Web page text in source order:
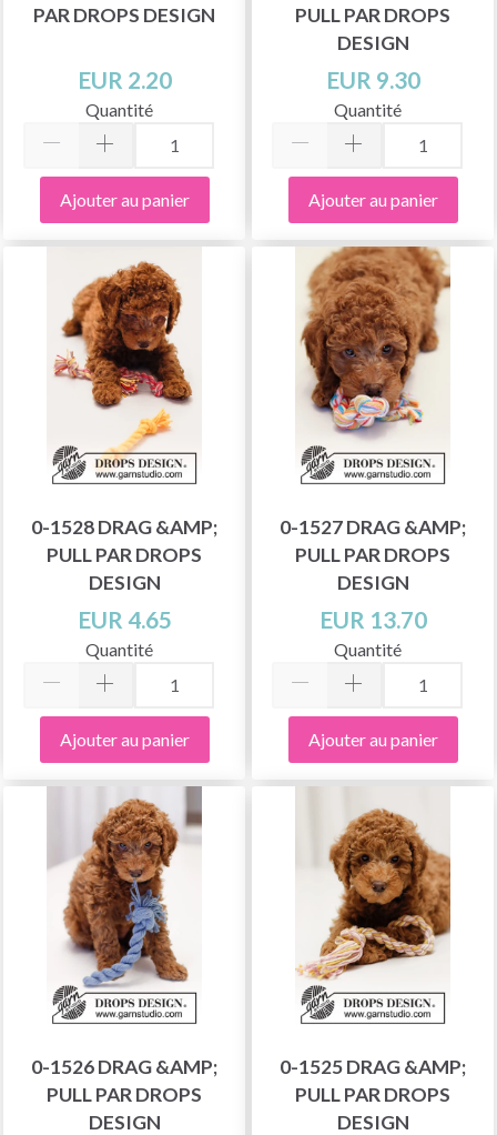
PAR DROPS DESIGN
EUR 2.20
Quantité
Ajouter au panier
PULL PAR DROPS
DESIGN
EUR 9.30
Quantité
Ajouter au panier
0-1528 DRAG &AMP;
PULL PAR DROPS
DESIGN
EUR 4.65
Quantité
Ajouter au panier
0-1527 DRAG &AMP;
PULL PAR DROPS
DESIGN
EUR 13.70
Quantité
Ajouter au panier
0-1526 DRAG &AMP;
PULL PAR DROPS
DESIGN
0-1525 DRAG &AMP;
PULL PAR DROPS
DESIGN